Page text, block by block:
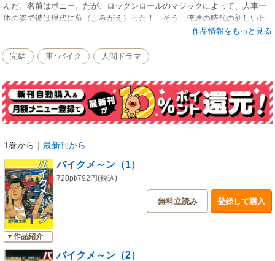
んだ。名前はボニー。だが、ロックンロールのマジックによって、人車一
体の姿で彼は現代に蘇（よみがえ）った！ そう、俺達の時代の新しいヒ
作品情報をもっと見る
完結 車･バイク 人間ドラマ
1巻から ｜ 最新刊から
作品紹介
バイクメ～ン（1）
720pt/792円(税込)
無料立読み 登録して購入
バイクメ～ン（2）